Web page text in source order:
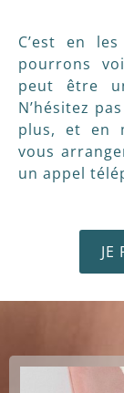
C’est en
pourrons
peut être
N’hésitez
plus, et en
vous
un appel
JE